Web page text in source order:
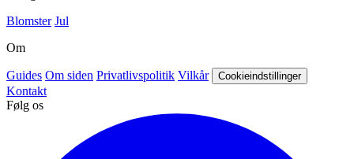
Blomster Jul
Om
Guides Om siden Privatlivspolitik Vilkår Cookieindstillinger
Kontakt
Følg os